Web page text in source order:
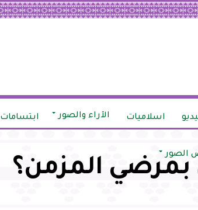
اسلاميات الآراء والصور ابتسامات
الصور
بمرضي المزمن؟